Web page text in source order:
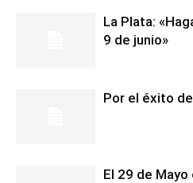
La Plata:
9 de junio»
Por el éxito
El 29 de